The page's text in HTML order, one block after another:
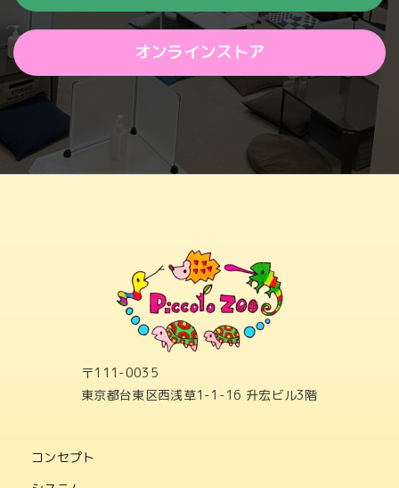
オンラインストア
〒111-0035
東京都台東区西浅草1-1-16 升宏ビル3階
コンセプト